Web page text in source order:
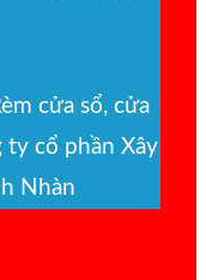
cửa sổ, cửa
ty cổ phần Xây
Nhàn